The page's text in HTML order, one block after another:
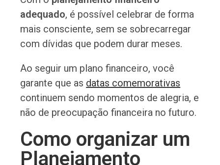
adequado, é possível celebrar de forma
mais consciente, sem se sobrecarregar
com dívidas que podem durar meses.
Ao seguir um plano financeiro, você
garante que as datas comemorativas
continuem sendo momentos de alegria, e
não de preocupação financeira no futuro.
Como organizar um
Planejamento